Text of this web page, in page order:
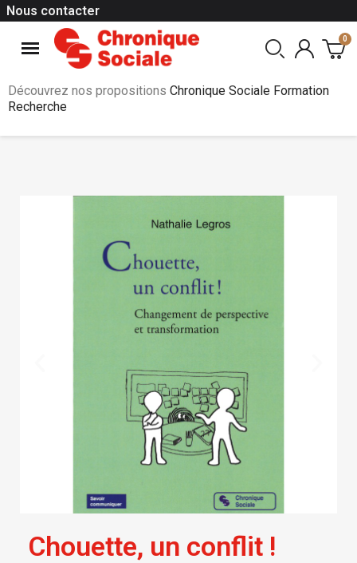
Nous contacter
Découvrez nos propositions Chronique Sociale Formation
Recherche
Chouette, un conflit !